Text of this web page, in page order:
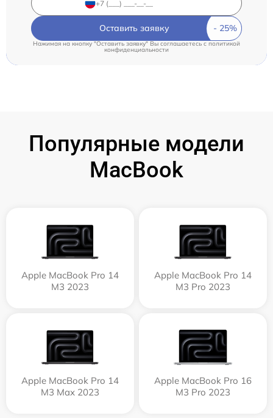
Оставить заявку
Нажимая на кнопку "Оставить заявку" Вы соглашаетесь c политикой
конфиденциальности
Популярные модели
MacBook
Apple MacBook Pro 14
M3 2023
Apple MacBook Pro 14
M3 Pro 2023
Apple MacBook Pro 14
M3 Max 2023
Apple MacBook Pro 16
M3 Pro 2023